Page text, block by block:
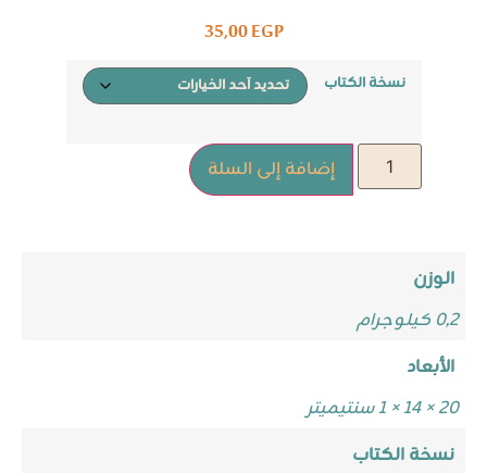
35,00EGP
نسخة الكتاب
إضافة إلى السلة
الوزن
0,2 كيلوجرام
الأبعاد
20 × 14 × 1 سنتيميتر
نسخة الكتاب